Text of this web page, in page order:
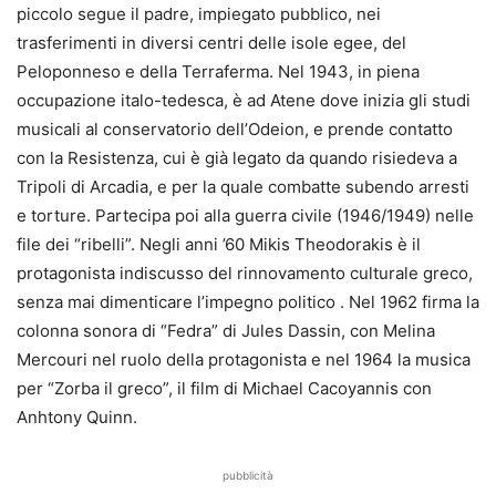
piccolo segue il padre, impiegato pubblico, nei
trasferimenti in diversi centri delle isole egee, del
Peloponneso e della Terraferma. Nel 1943, in piena
occupazione italo-tedesca, è ad Atene dove inizia gli studi
musicali al conservatorio dell’Odeion, e prende contatto
con la Resistenza, cui è già legato da quando risiedeva a
Tripoli di Arcadia, e per la quale combatte subendo arresti
e torture. Partecipa poi alla guerra civile (1946/1949) nelle
file dei “ribelli”. Negli anni ’60 Mikis Theodorakis è il
protagonista indiscusso del rinnovamento culturale greco,
senza mai dimenticare l’impegno politico . Nel 1962 firma la
colonna sonora di “Fedra” di Jules Dassin, con Melina
Mercouri nel ruolo della protagonista e nel 1964 la musica
per “Zorba il greco”, il film di Michael Cacoyannis con
Anhtony Quinn.
pubblicità